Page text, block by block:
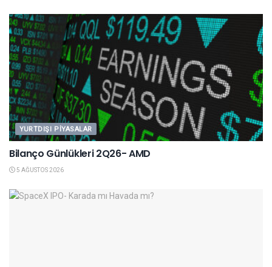
YURTDIŞI PIYASALAR
Bilanço Günlükleri 2Q26- AMD
5 AĞUSTOS 2026